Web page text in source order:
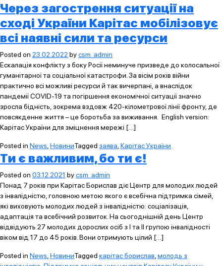
Через загострення ситуації на
сході України Карітас мобілізовує
всі наявні сили та ресурси
Posted on 23.02.2022 bycsm_admin
Ескалація конфлікту з боку Росії неминуче призведе до колосальної
гуманітарної та соціальної катастрофи. За вісім років війни
практично всі можливі ресурси й так вичерпані, а внаслідок
пандемії COVID-19 та погіршення економічної ситуації значно
зросла бідність, зокрема вздовж 420-кілометрової лінії фронту, де
повсякденне життя – це боротьба за виживання. English version:
Карітас України для зміцнення мережі […]
Posted in News НовиниTagged заява Карітас України
Ти є важливим, бо ти є!
Posted on 03.12.2021 bycsm_admin
Понад 7 років при Карітас Борислав діє Центр для молодих людей
з інвалідністю, головною метою якого є всебічна підтримка сімей,
які виховують молодих людей з інвалідністю: соціалізація,
адаптація та всебічний розвиток. На сьогоднішній день Центр
відвідують 27 молодих дорослих осіб з І та ІІ групою інвалідності
віком від 17 до 45 років. Вони отримують цілий […]
Posted in News НовиниTagged карітас борислав молодь з